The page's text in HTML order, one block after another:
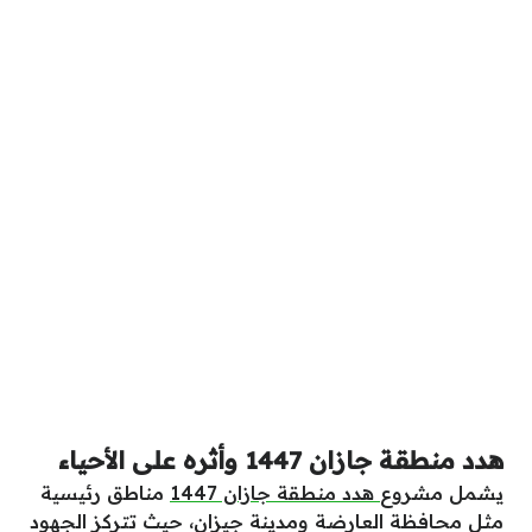
هدد منطقة جازان 1447 وأثره على الأحياء
يشمل مشروع هدد منطقة جازان 1447
مناطق رئيسية
مثل محافظة العارضة ومدينة جيزان، حيث تتركز الجهود